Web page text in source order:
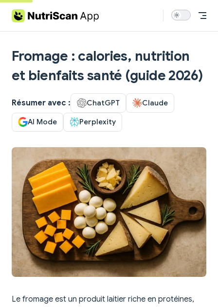
Skip to content
Fromage : calories, nutrition
et bienfaits santé (guide 2026)
Résumer avec : ChatGPT Claude
AI Mode Perplexity
Le fromage est un produit laitier riche en protéines,